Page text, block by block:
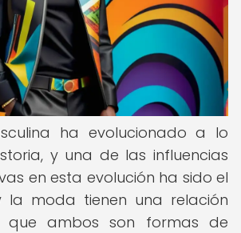
ha evolucionado a lo
y una de las influencias
en esta evolución ha sido el
la moda tienen una relación
que ambos son formas de